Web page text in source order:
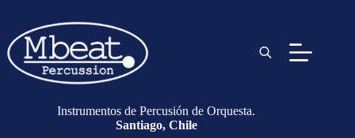
Instrumentos de Percusión de Orquesta.
Santiago, Chile